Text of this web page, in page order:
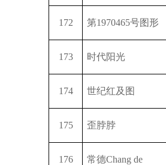
172 第1970465号图形
173 时代阳光
174 世纪红及图
175 歪脖脖
176 常德Chang de